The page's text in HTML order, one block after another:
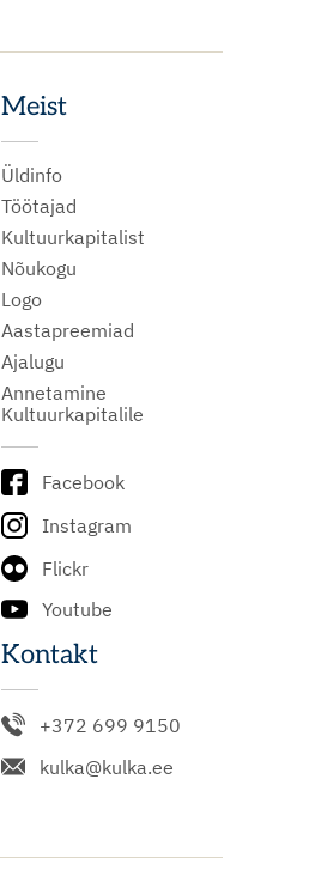
Meist
Üldinfo
Töötajad
Kultuurkapitalist
Nõukogu
Logo
Aastapreemiad
Ajalugu
Annetamine
Kultuurkapitalile
Facebook
Instagram
Flickr
Youtube
Kontakt
+372 699 9150
kulka@kulka.ee